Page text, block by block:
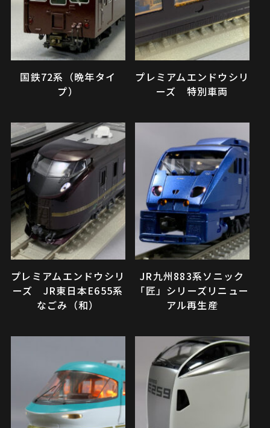
国鉄72系（晩年タイ
プ）
プレミアムエンドウシリ
ーズ 特別車両
プレミアムエンドウシリ
ーズ JR東日本E655系
なごみ（和）
JR九州883系ソニック
「匠」シリーズリニュー
アル再生産